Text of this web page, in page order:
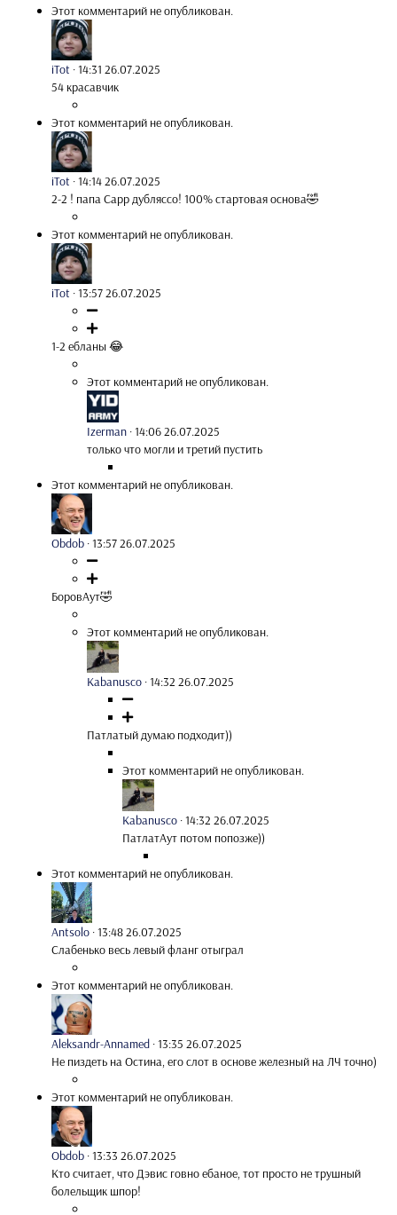
Этот комментарий не опубликован.
iTot ·14:31 26.07.2025
54 красавчик
Этот комментарий не опубликован.
iTot ·14:14 26.07.2025
2-2 ! папа Сарр дубляссо! 100% стартовая основа🤣
Этот комментарий не опубликован.
iTot ·13:57 26.07.2025
1-2 ебланы 😂
Этот комментарий не опубликован.
Izerman ·14:06 26.07.2025
только что могли и третий пустить
Этот комментарий не опубликован.
Obdob ·13:57 26.07.2025
БоровАут🤣
Этот комментарий не опубликован.
Kabanusco ·14:32 26.07.2025
Патлатый думаю подходит))
Этот комментарий не опубликован.
Kabanusco ·14:32 26.07.2025
ПатлатАут потом попозже))
Этот комментарий не опубликован.
Antsolo ·13:48 26.07.2025
Слабенько весь левый фланг отыграл
Этот комментарий не опубликован.
Aleksandr-Annamed ·13:35 26.07.2025
Не пиздеть на Остина, его слот в основе железный на ЛЧ точно)
Этот комментарий не опубликован.
Obdob ·13:33 26.07.2025
Кто считает, что Дэвис говно ебаное, тот просто не трушный
болельщик шпор!